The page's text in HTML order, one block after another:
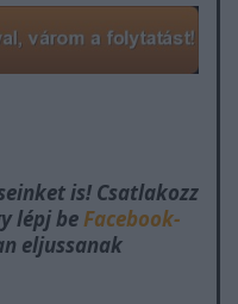
is! Csatlakozz
lépj beFacebook-
eljussanak